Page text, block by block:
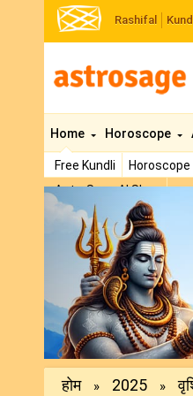
Rashifal
Home
Free Kundli
AstroSage AI Shop
Horoscope
Previous
होम » 2025 »